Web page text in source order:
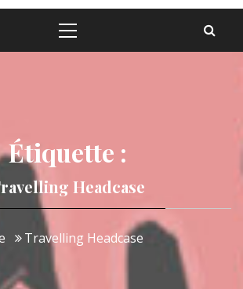
Étiquette :
Headcase
Travelling Headcase